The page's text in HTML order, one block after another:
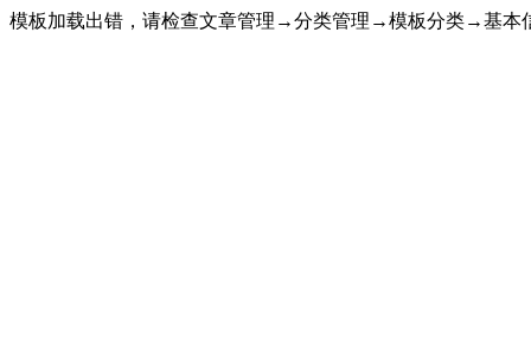
模板加载出错，请检查文章管理→分类管理→模板分类→基本